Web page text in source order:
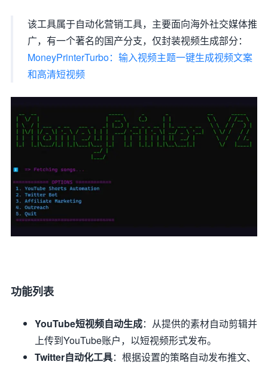
该工具属于自动化营销工具，主要面向海外社交媒体推
广，有一个著名的国产分支，仅封装视频生成部分：
MoneyPrinterTurbo：输入视频主题一键生成视频文案
和高清短视频
功能列表
YouTube短视频自动生成：从提供的素材自动剪辑并
上传到YouTube账户，以短视频形式发布。
Twitter自动化工具：根据设置的策略自动发布推文、